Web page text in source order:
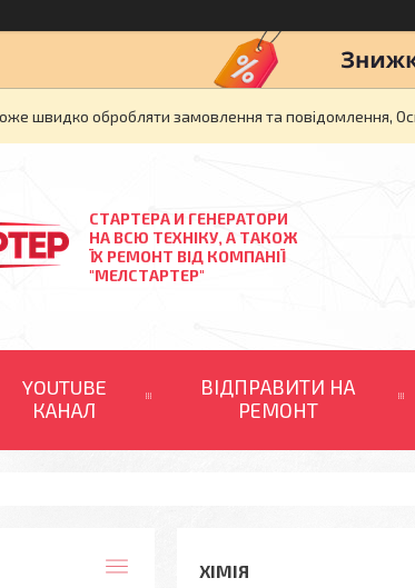
швидко обробляти замовлення та повідомлення,
СТАРТЕРА И ГЕНЕРАТОРИ
НА ВСЮ ТЕХНІКУ, А ТАКОЖ
ЇХ РЕМОНТ ВІД КОМПАНІЇ
"МЕЛСТАРТЕР"
YOUTUBE
КАНАЛ
ВІДПРАВИТИ НА
РЕМОНТ
ХІМІЯ